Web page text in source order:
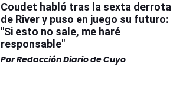
Coudet habló tras la sexta derrota
de River y puso en juego su futuro:
"Si esto no sale, me haré
responsable"
PorRedacción Diario de Cuyo